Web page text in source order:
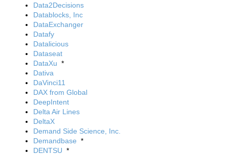
Data2Decisions
Datablocks, Inc
DataExchanger
Datafy
Datalicious
Dataseat
DataXu *
Dativa
DaVinci11
DAX from Global
DeepIntent
Delta Air Lines
DeltaX
Demand Side Science, Inc.
Demandbase *
DENTSU *